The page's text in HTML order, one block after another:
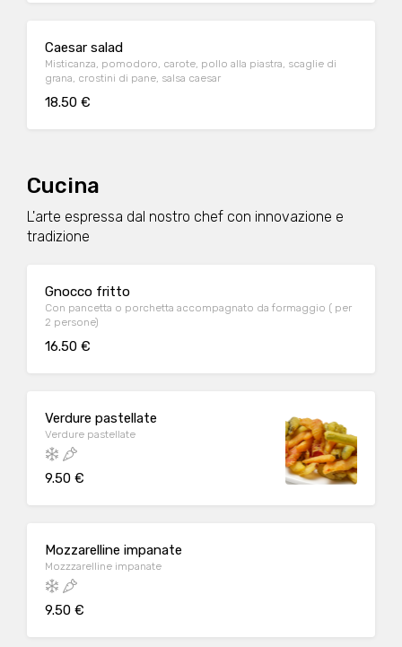
Caesar salad
Misticanza, pomodoro, carote, pollo alla piastra, scaglie di
grana, crostini di pane, salsa caesar
18.50 €
Cucina
L'arte espressa dal nostro chef con innovazione e
tradizione
Gnocco fritto
Con pancetta o porchetta accompagnato da formaggio ( per
2 persone)
16.50 €
Verdure pastellate
Verdure pastellate
9.50 €
Mozzarelline impanate
Mozzzarelline impanate
9.50 €